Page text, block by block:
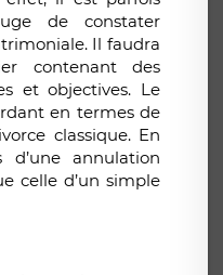
de constater
Il faudra
contenant des
et objectives. Le
en termes de
classique. En
d’une annulation
celle d’un simple